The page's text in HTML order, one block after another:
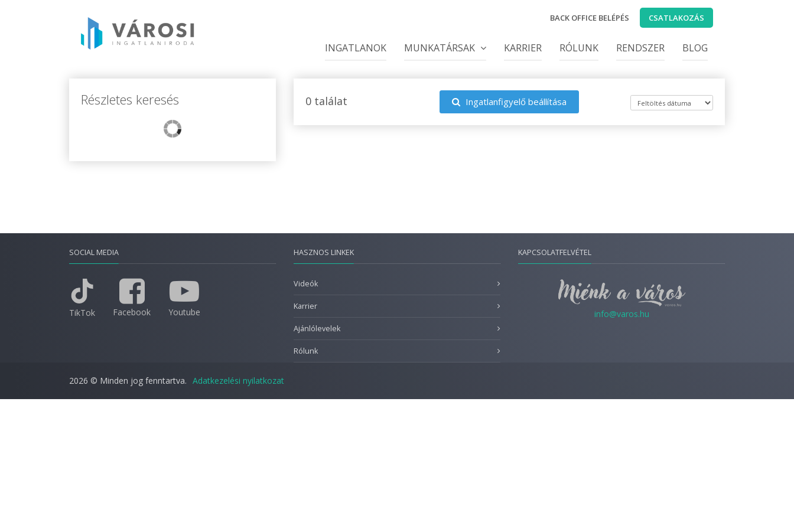
BACK OFFICE BELÉPÉS CSATLAKOZÁS
INGATLANOK MUNKATÁRSAK KARRIER RÓLUNK RENDSZER BLOG
Részletes keresés 0 találat Ingatlanfigyelő beállítása
SOCIAL MEDIA
TikTok Facebook Youtube
HASZNOS LINKEK
Videók
Karrier
Ajánlólevelek
Rólunk
KAPCSOLATFELVÉTEL
info@varos.hu
2026 © Minden jog fenntartva. Adatkezelési nyilatkozat